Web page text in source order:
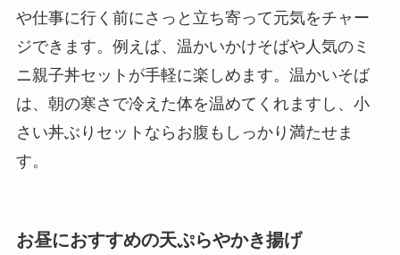
や仕事に行く前にさっと立ち寄って元気をチャー
ジできます。例えば、温かいかけそばや人気のミ
ニ親子丼セットが手軽に楽しめます。温かいそば
は、朝の寒さで冷えた体を温めてくれますし、小
さい丼ぶりセットならお腹もしっかり満たせま
す。
お昼におすすめの天ぷらやかき揚げ